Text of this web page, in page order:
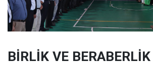
BİRLİK VE BERABERLİK